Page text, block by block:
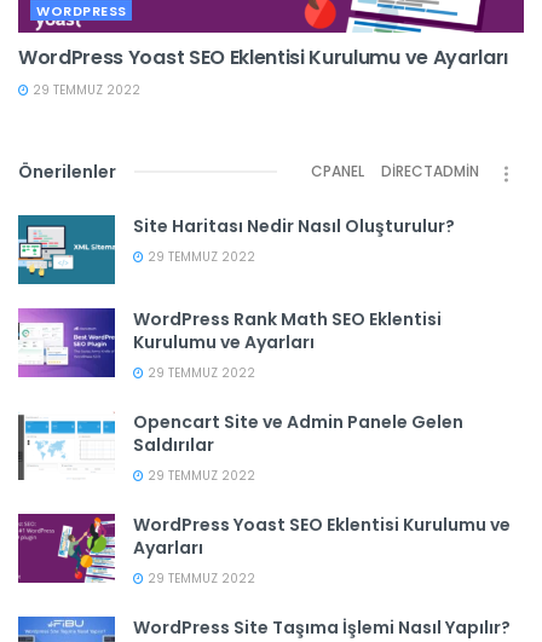
WORDPRESS
WordPress Yoast SEO Eklentisi Kurulumu ve Ayarları
29 TEMMUZ 2022
Önerilenler CPANEL DIRECTADMIN
Site Haritası Nedir Nasıl Oluşturulur?
29 TEMMUZ 2022
WordPress Rank Math SEO Eklentisi
Kurulumu ve Ayarları
29 TEMMUZ 2022
Opencart Site ve Admin Panele Gelen
Saldırılar
29 TEMMUZ 2022
WordPress Yoast SEO Eklentisi Kurulumu ve
Ayarları
29 TEMMUZ 2022
WordPress Site Taşıma İşlemi Nasıl Yapılır?